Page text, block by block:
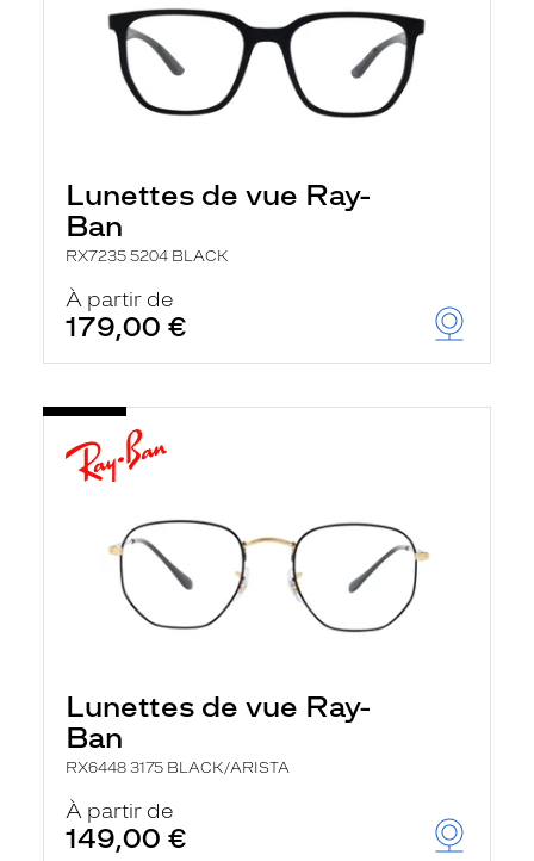
Lunettes de vue Ray-
Ban
RX7235 5204 BLACK
À partir de
179,00 €
Lunettes de vue Ray-
Ban
RX6448 3175 BLACK/ARISTA
À partir de
149,00 €